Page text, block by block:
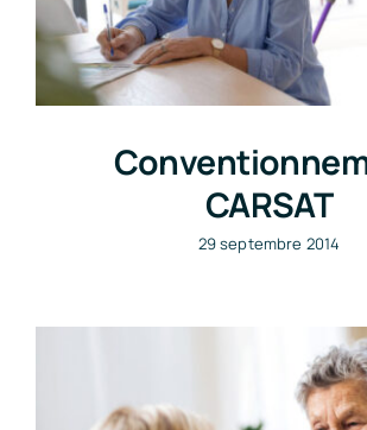
CARSAT
29 septembre 2014